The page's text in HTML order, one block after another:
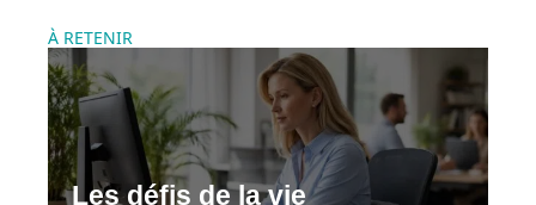
À RETENIR
Les défis de la vie